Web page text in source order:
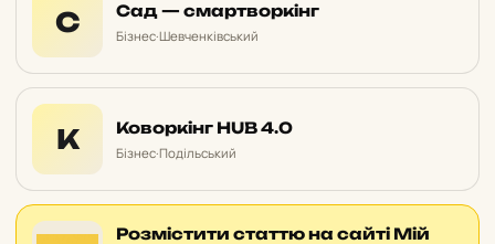
С Сад — смартворкінг
Бізнес·Шевченківський
К Коворкінг HUB 4.0
Бізнес·Подільський
Розмістити статтю на сайті Мій